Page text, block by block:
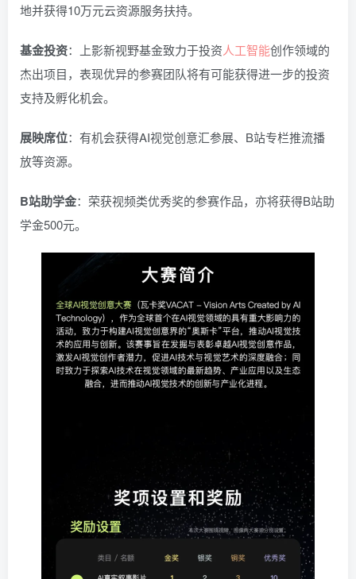
地并获得10万元云资源服务扶持。
基金投资：上影新视野基金致力于投资人工智能创作领域的
杰出项目，表现优异的参赛团队将有可能获得进一步的投资
支持及孵化机会。
展映席位：有机会获得AI视觉创意汇参展、B站专栏推流播
放等资源。
B站助学金：荣获视频类优秀奖的参赛作品，亦将获得B站助
学金500元。